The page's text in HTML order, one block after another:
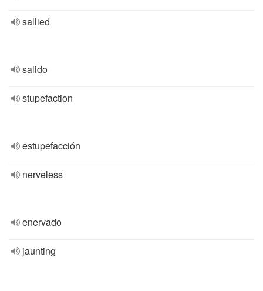
sallied
salido
stupefaction
estupefacción
nerveless
enervado
jaunting